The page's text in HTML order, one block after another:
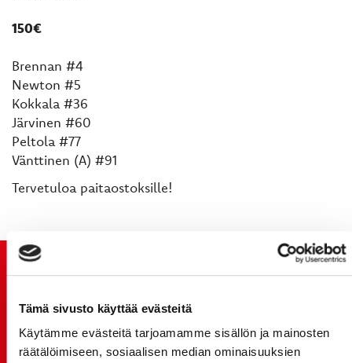
Tämä sivusto käyttää evästeitä
Käytämme evästeitä tarjoamamme sisällön ja mainosten
räätälöimiseen, sosiaalisen median ominaisuuksien
150€
Brennan #4
Newton #5
Kokkala #36
Järvinen #60
Peltola #77
Vänttinen (A) #91
Tervetuloa paitaostoksille!
TUOREIMMAT UUTISET
20.07.
JOKERIT-OTTELUN LIPUT MYYNTIIN HUOMENNA TI
21.7. 12:00 - ENNAKKOKYSYNTÄ POIKKEUKSELLISTA